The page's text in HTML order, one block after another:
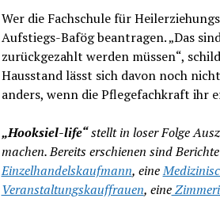
Wer die Fachschule für
Aufstiegs-Bafög beantragen. „Das
zurückgezahlt werden müssen“,
Hausstand lässt sich davon noch
anders, wenn die Pflegefachkraft ihr
„Hooksiel-life“stellt in loser Folge
machen. Bereits erschienen sind
Einzelhandelskaufmann, eine
Veranstaltungskauffrauen, eine